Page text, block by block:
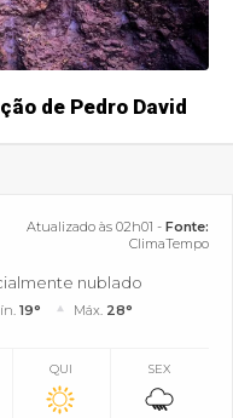
de Pedro David
Atualizado às 02h01 - Fonte:
ClimaTempo
nublado
19° Máx. 28°
QUI SEX